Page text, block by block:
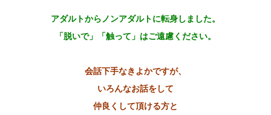
アダルトからノンアダルトに転身しました。
「脱いで」「触って」はご遠慮ください。
会話下手なきよかですが、
いろんなお話をして
仲良くして頂ける方と